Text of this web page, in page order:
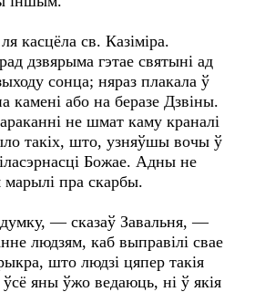
касцёла св. Казіміра.
дзвярыма гэтае святыні ад
сонца; няраз плакала ў
камені або на беразе Дзвіны.
не шмат каму краналі
такіх, што, узняўшы вочы ў
Божае. Адны не
марылі пра скарбы.
— сказаў Завальня, —
людзям, каб выправілі свае
што людзі цяпер такія
яны ўжо ведаюць, ні ў якія